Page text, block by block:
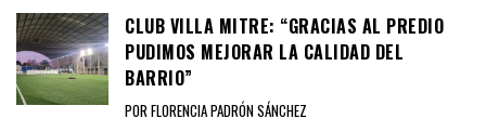
CLUB VILLA MITRE: “GRACIAS AL PREDIO
PUDIMOS MEJORAR LA CALIDAD DEL
BARRIO”
POR FLORENCIA PADRÓN SÁNCHEZ